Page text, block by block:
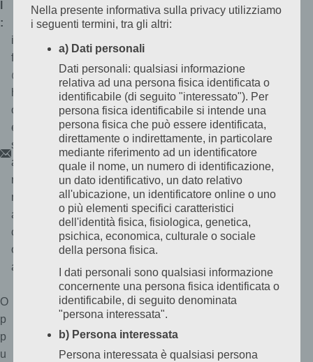
:
S
u
n
'
e
in
fo
@
h
ot
el
s
a
n
m
ar
c
o.
at
O
p
p
u
Nella presente informativa sulla privacy utilizziamo
i seguenti termini, tra gli altri:
a) Dati personali
Dati personali: qualsiasi informazione
relativa ad una persona fisica identificata o
identificabile (di seguito "interessato"). Per
persona fisica identificabile si intende una
persona fisica che può essere identificata,
direttamente o indirettamente, in particolare
mediante riferimento ad un identificatore
quale il nome, un numero di identificazione,
un dato identificativo, un dato relativo
all'ubicazione, un identificatore online o uno
o più elementi specifici caratteristici
dell'identità fisica, fisiologica, genetica,
psichica, economica, culturale o sociale
della persona fisica.
I dati personali sono qualsiasi informazione
concernente una persona fisica identificata o
identificabile, di seguito denominata
"persona interessata".
b) Persona interessata
Persona interessata è qualsiasi persona